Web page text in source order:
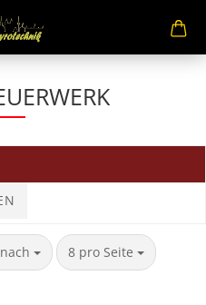
8 pro Seite